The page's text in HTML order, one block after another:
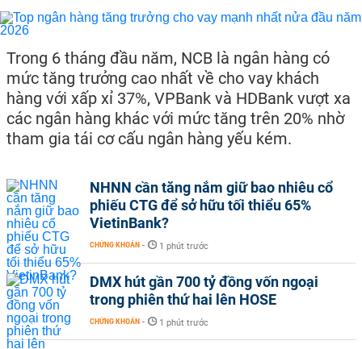
Trong 6 tháng đầu năm, NCB là ngân hàng có
mức tăng trưởng cao nhất về cho vay khách
hàng với xấp xỉ 37%, VPBank và HDBank vượt xa
các ngân hàng khác với mức tăng trên 20% nhờ
tham gia tái cơ cấu ngân hàng yếu kém.
NHNN cần tăng nắm giữ bao nhiêu cổ
phiếu CTG để sở hữu tối thiểu 65%
VietinBank?
CHỨNG KHOÁN - 1 phút trước
DMX hút gần 700 tỷ đồng vốn ngoại
trong phiên thứ hai lên HOSE
CHỨNG KHOÁN - 1 phút trước